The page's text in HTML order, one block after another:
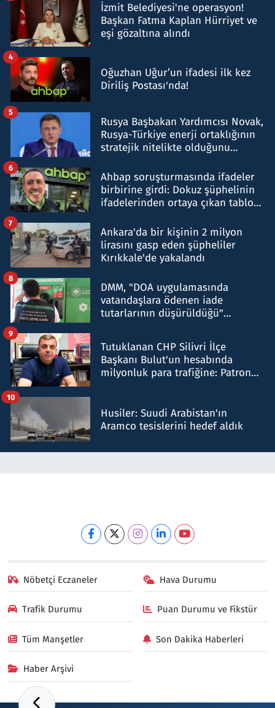
İzmit Belediyesi'ne operasyon!
Başkan Fatma Kaplan Hürriyet ve
eşi gözaltına alındı
Oğuzhan Uğur’un ifadesi ilk kez
Diriliş Postası'nda!
4
Rusya Başbakan Yardımcısı Novak,
Rusya-Türkiye enerji ortaklığının
stratejik nitelikte olduğunu
5
Ahbap soruşturmasında ifadeler
birbirine girdi: Dokuz şüphelinin
ifadelerinden ortaya çıkan tablo
6
Ankara'da bir kişinin 2 milyon
lirasını gasp eden şüpheliler
Kırıkkale'de yakalandı
7
DMM, "DOA uygulamasında
vatandaşlara ödenen iade
tutarlarının düşürüldüğü"
8
Tutuklanan CHP Silivri İlçe
Başkanı Bulut'un hesabında
milyonluk para trafiğine: Patron
9
Husiler: Suudi Arabistan'ın
Aramco tesislerini hedef aldık
10
Nöbetçi Eczaneler Hava Durumu
Trafik Durumu Puan Durumu ve Fikstür
Tüm Manşetler Son Dakika Haberleri
Haber Arşivi